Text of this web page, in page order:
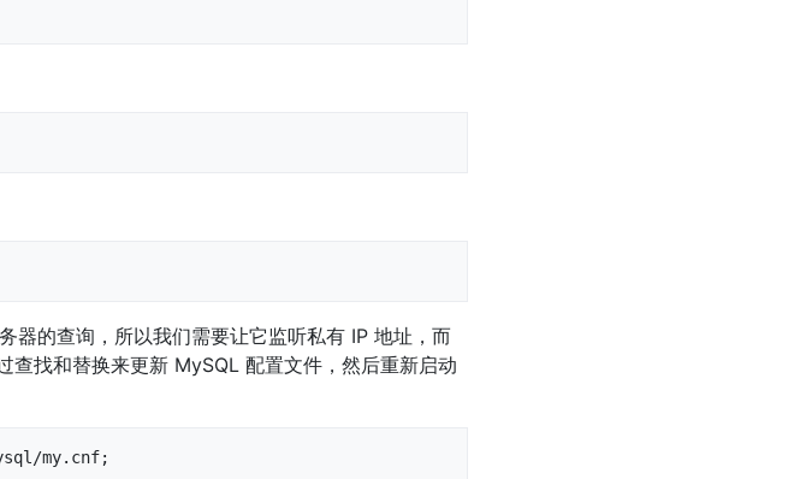
器的查询，所以我们需要让它监听私有 IP 地址，而
查找和替换来更新 MySQL 配置文件，然后重新启动
my.cnf;